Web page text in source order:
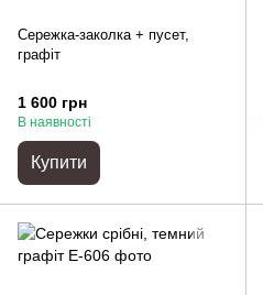
Сережка-заколка + пусет,
графіт
1 600 грн
В наявності
Купити